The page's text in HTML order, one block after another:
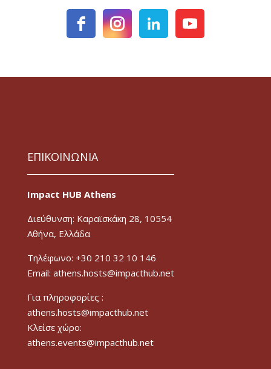
ΕΠΙΚΟΙΝΩΝΙΑ
Impact HUB Athens
Διεύθυνση: Καραϊσκάκη 28, 10554
Αθήνα, Ελλάδα
Τηλέφωνο: +30 210 32 10 146
Email: athens.hosts@impacthub.net
Για πληροφορίες :
athens.hosts@impacthub.net
Κλείσε χώρο:
athens.events@impacthub.net